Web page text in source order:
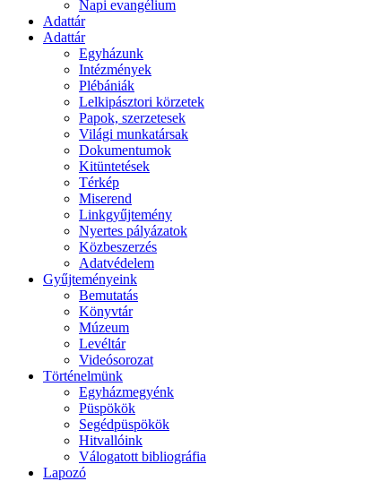
Napi evangélium
Adattár
Adattár
Egyházunk
Intézmények
Plébániák
Lelkipásztori körzetek
Papok, szerzetesek
Világi munkatársak
Dokumentumok
Kitüntetések
Térkép
Miserend
Linkgyűjtemény
Nyertes pályázatok
Közbeszerzés
Adatvédelem
Gyűjteményeink
Bemutatás
Könyvtár
Múzeum
Levéltár
Videósorozat
Történelmünk
Egyházmegyénk
Püspökök
Segédpüspökök
Hitvallóink
Válogatott bibliográfia
Lapozó